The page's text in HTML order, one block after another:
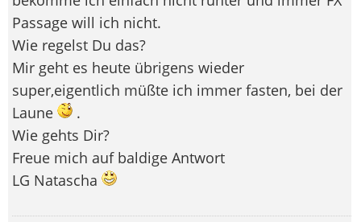
Passage will ich nicht.
Wie regelst Du das?
Mir geht es heute übrigens wieder
super,eigentlich müßte ich immer fasten, bei der
Laune
.
Wie gehts Dir?
Freue mich auf baldige Antwort
LG Natascha